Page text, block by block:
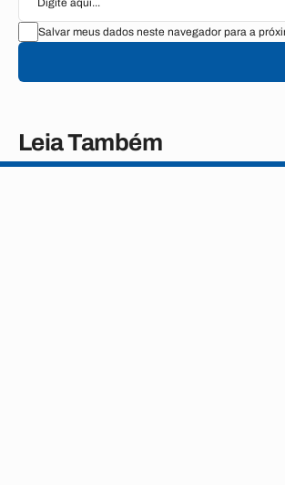
Salvar meus dados neste navegador para a
Leia Também